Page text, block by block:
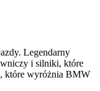
Legendarny
i silniki, które
które wyróżnia BMW